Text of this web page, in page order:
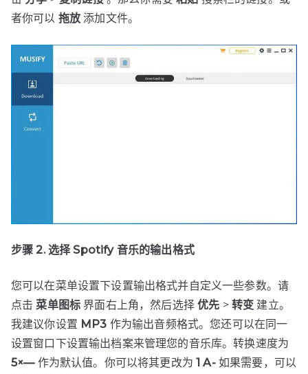
者你可以 拖放 添加文件。
步骤 2. 选择 Spotify 音乐的输出格式
您可以在菜单设置下设置输出格式并自定义一些参数。请
点击 菜单图标 界面右上角，然后选择优先 > 转变 建立。
我建议你设置 MP3 作为输出音频格式。您还可以在同一
设置窗口下设置输出档案来管理您的音乐库。转换速度为
5×—作为默认值。你可以将其更改为1A-如果需要，可以